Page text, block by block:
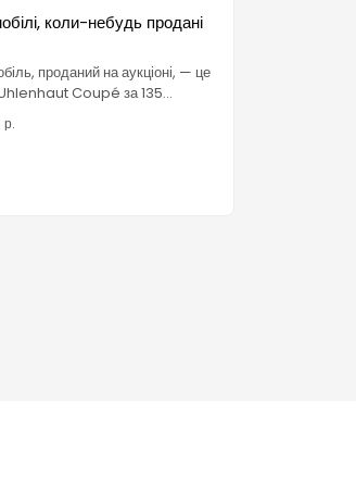
коли-небудь продані
проданий на аукціоні, — це
Coupé за 135
мільйона доларів.